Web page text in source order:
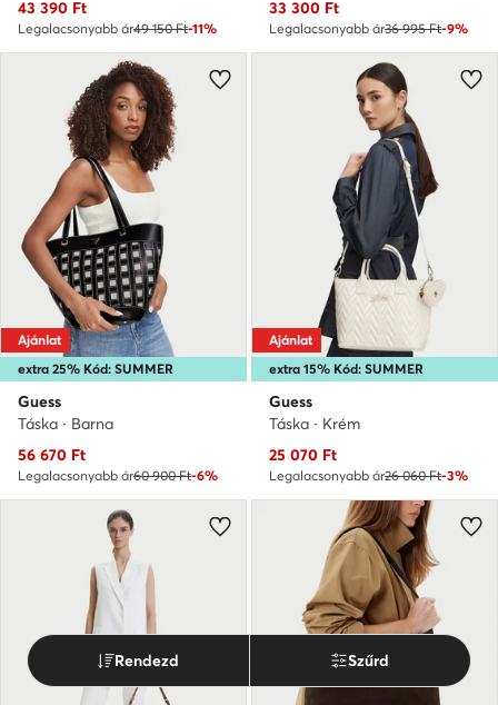
Aktuális ár
43 390 Ft
Legalacsonyabb ár49 150 Ft-11%
Aktuális ár
33 300 Ft
Legalacsonyabb ár36 995 Ft-9%
extra 25% Kód: SUMMER
Ajánlat
Guess
Táska · Barna
Aktuális ár
56 670 Ft
Legalacsonyabb ár60 900 Ft-6%
extra 15% Kód: SUMMER
Ajánlat
Guess
Táska · Krém
Aktuális ár
25 070 Ft
Legalacsonyabb ár26 060 Ft-3%
Rendezd Szűrd